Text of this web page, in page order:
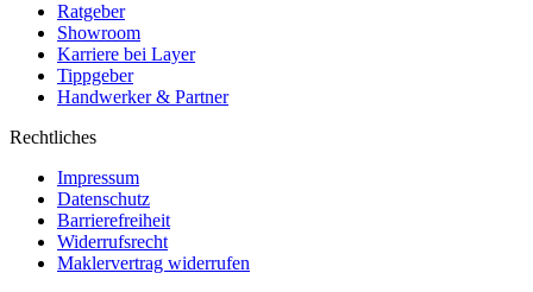
Ratgeber
Showroom
Karriere bei Layer
Tippgeber
Handwerker & Partner
Rechtliches
Impressum
Datenschutz
Barrierefreiheit
Widerrufsrecht
Maklervertrag widerrufen